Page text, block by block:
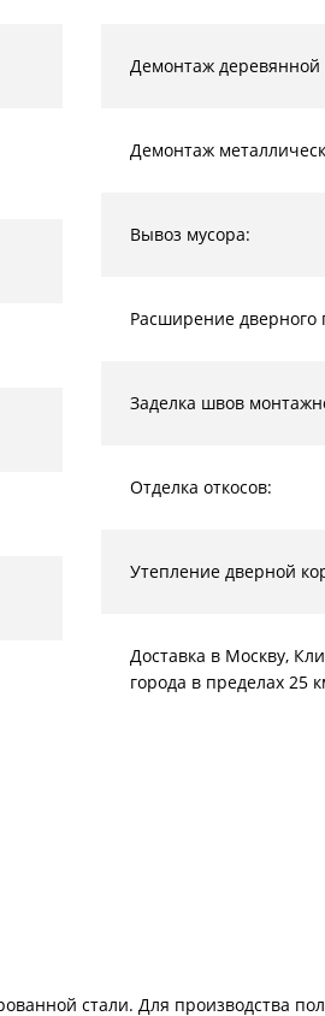
Демонтаж деревянной
Демонтаж
Вывоз мусора:
Расширение дверного
Заделка швов
Отделка откосов:
Утепление дверной
Доставка в Москву,
города в пределах 25
стали. Для производства